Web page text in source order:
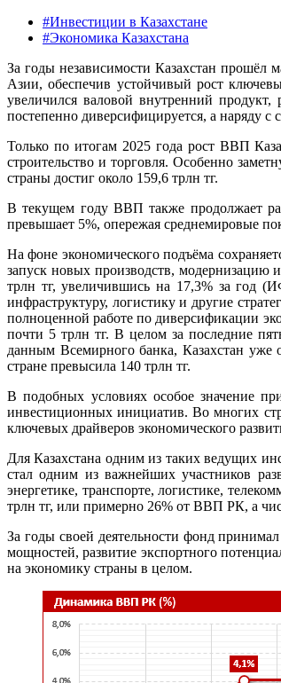
#Инвестиции в Казахстане
#Экономика Казахстана
За годы независимости Казахстан прошёл
Азии, обеспечив устойчивый рост
увеличился валовой внутренний
постепенно диверсифицируется, а наряду
Только по итогам 2025 года рост ВВП
строительство и торговля. Особенно
страны достиг около 159,6 трлн тг.
В текущем году ВВП также продолжает
превышает 5%, опережая среднемировые
На фоне экономического подъёма
запуск новых производств, модернизацию
трлн тг, увеличившись на 17,3% за год
инфраструктуру, логистику и другие
полноценной работе по диверсификации
почти 5 трлн тг. В целом за последние
данным Всемирного банка, Казахстан уже
стране превысила 140 трлн тг.
В подобных условиях особое значение
инвестиционных инициатив. Во многих
ключевых драйверов экономического
Для Казахстана одним из таких ведущих
стал одним из важнейших участников
энергетике, транспорте, логистике,
трлн тг, или примерно 26% от ВВП РК, а
За годы своей деятельности фонд
мощностей, развитие экспортного
на экономику страны в целом.